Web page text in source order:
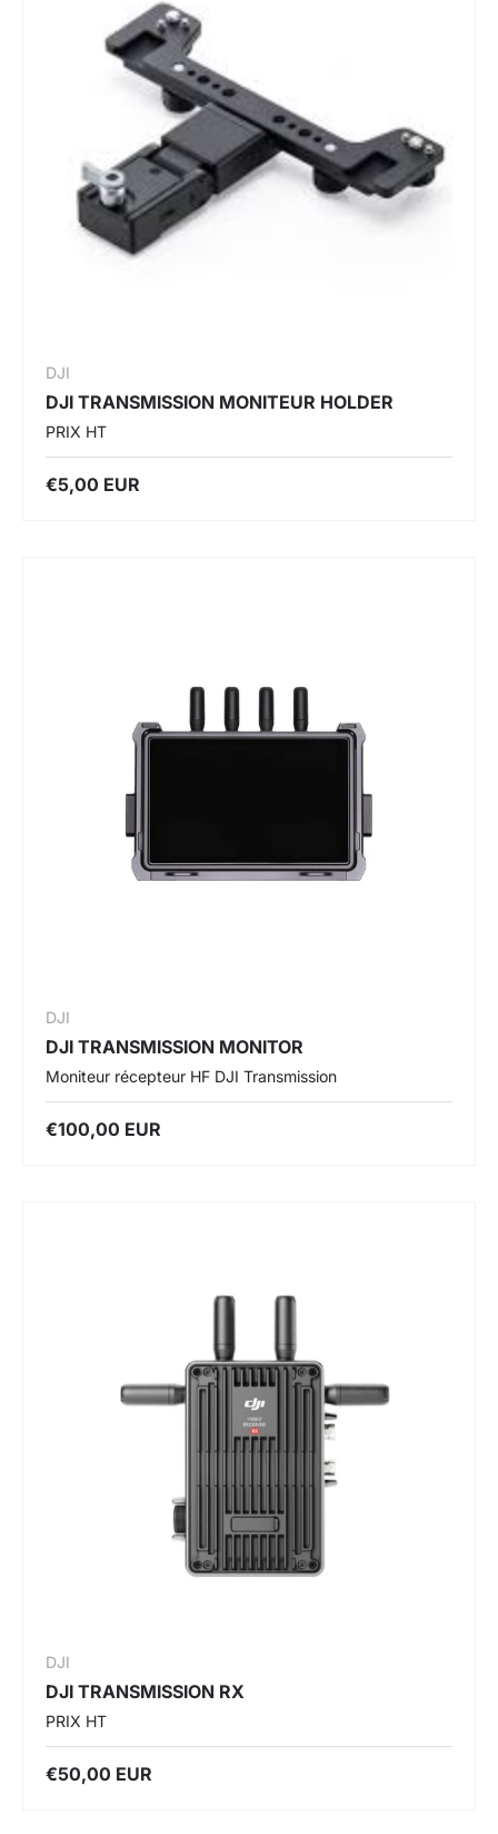
DJI
DJI TRANSMISSION MONITEUR HOLDER
PRIX HT
€5,00 EUR
DJI
DJI TRANSMISSION MONITOR
Moniteur récepteur HF DJI Transmission
€100,00 EUR
DJI
DJI TRANSMISSION RX
PRIX HT
€50,00 EUR